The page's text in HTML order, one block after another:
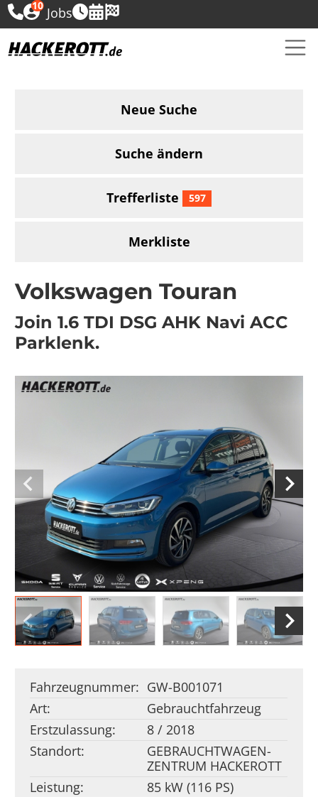
10 Jobs
Neue Suche
Suche ändern
Trefferliste 597
Merkliste
Volkswagen Touran
Join 1.6 TDI DSG AHK Navi ACC
Parklenk.
Fahrzeugnummer: GW-B001071
Art:
Gebrauchtfahrzeug
Erstzulassung:
8 / 2018
Standort:
GEBRAUCHT­WAGEN­
ZENTRUM HACKEROTT
Leistung:
85 kW (116 PS)